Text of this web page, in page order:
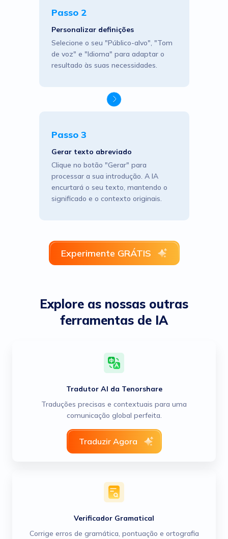
Passo 2
Personalizar definições
Selecione o seu "Público-alvo", "Tom
de voz" e "Idioma" para adaptar o
resultado às suas necessidades.
Passo 3
Gerar texto abreviado
Clique no botão "Gerar" para
processar a sua introdução. A IA
encurtará o seu texto, mantendo o
significado e o contexto originais.
Experimente GRÁTIS
Explore as nossas outras
ferramentas de IA
Tradutor AI da Tenorshare
Traduções precisas e contextuais para uma
comunicação global perfeita.
Traduzir Agora
Verificador Gramatical
Corrige erros de gramática, pontuação e ortografia